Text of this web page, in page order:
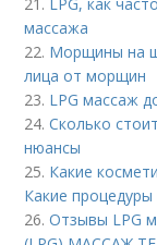
массажа
22. Морщины на
лица от морщин
23. LPG массаж
24.Сколько
нюансы
25. Какие
Какие
26.Отзывы LPG